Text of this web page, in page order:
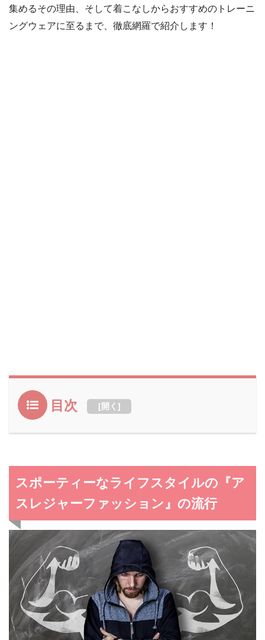
集めるその理由、そして着こなしからおすすめのトレーニ
ングウェアに至るまで、徹底網羅で紹介します！
目次 [開く ]
スポーティーなライフスタイルの『ア
スレジャーファッション』の流行